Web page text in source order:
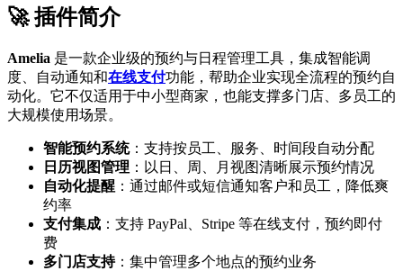
🚀 插件简介
Amelia 是一款企业级的预约与日程管理工具，集成智能调
度、自动通知和在线支付功能，帮助企业实现全流程的预约自
动化。它不仅适用于中小型商家，也能支撑多门店、多员工的
大规模使用场景。
智能预约系统：支持按员工、服务、时间段自动分配
日历视图管理 ：以日、周、月视图清晰展示预约情况
自动化提醒 ：通过邮件或短信通知客户和员工，降低爽
约率
支付集成 ：支持 PayPal、Stripe 等在线支付，预约即付
费
多门店支持：集中管理多个地点的预约业务